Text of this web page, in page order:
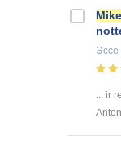
Эссе
... ir